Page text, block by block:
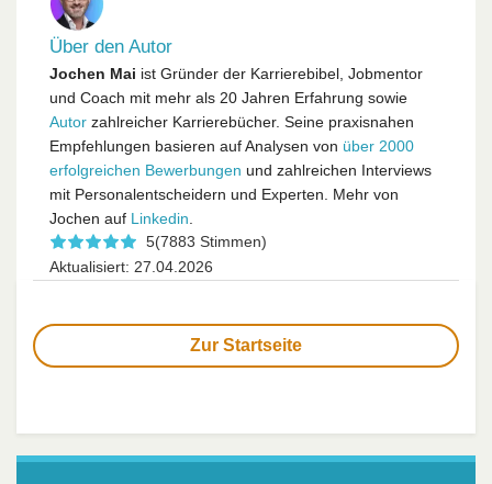
Über den Autor
Jochen Mai ist Gründer der Karrierebibel, Jobmentor
und Coach mit mehr als 20 Jahren Erfahrung sowie
Autor zahlreicher Karrierebücher. Seine praxisnahen
Empfehlungen basieren auf Analysen von über 2000
erfolgreichen Bewerbungen und zahlreichen Interviews
mit Personalentscheidern und Experten. Mehr von
Jochen auf Linkedin.
5(7883 Stimmen)
Aktualisiert: 27.04.2026
Zur Startseite